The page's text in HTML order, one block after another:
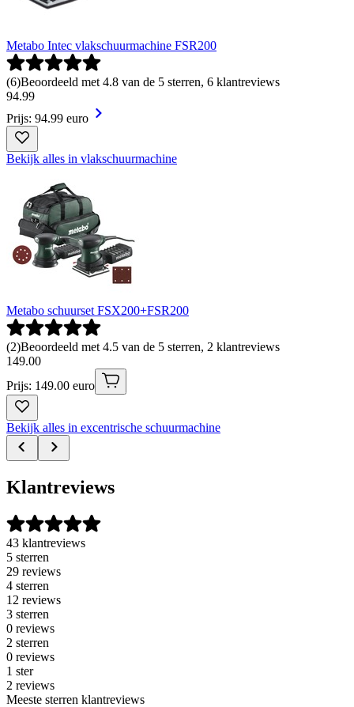
Metabo Intec vlakschuurmachine FSR200
(6)Beoordeeld met 4.8 van de 5 sterren, 6 klantreviews
94.99
Prijs: 94.99 euro
Bekijk alles in vlakschuurmachine
Metabo schuurset FSX200+FSR200
(2)Beoordeeld met 4.5 van de 5 sterren, 2 klantreviews
149.00
Prijs: 149.00 euro
Bekijk alles in excentrische schuurmachine
Klantreviews
43 klantreviews
5 sterren
29 reviews
4 sterren
12 reviews
3 sterren
0 reviews
2 sterren
0 reviews
1 ster
2 reviews
Meeste sterren klantreviews